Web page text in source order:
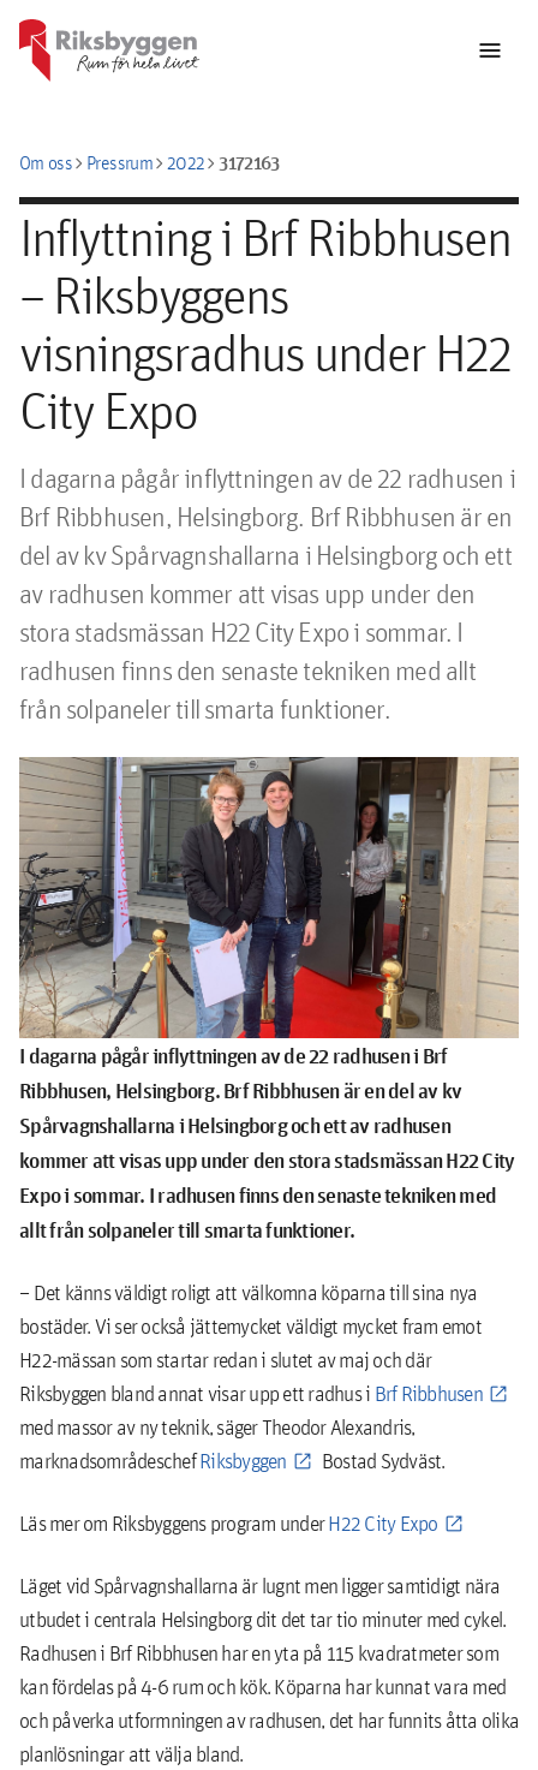
menu
Om osschevron_rightPressrumchevron_right2022chevron_right3172163
Inflyttning i Brf Ribbhusen
– Riksbyggens
visningsradhus under H22
City Expo
I dagarna pågår inflyttningen av de 22 radhusen i
Brf Ribbhusen, Helsingborg. Brf Ribbhusen är en
del av kv Spårvagnshallarna i Helsingborg och ett
av radhusen kommer att visas upp under den
stora stadsmässan H22 City Expo i sommar. I
radhusen finns den senaste tekniken med allt
från solpaneler till smarta funktioner.
I dagarna pågår inflyttningen av de 22 radhusen i Brf
Ribbhusen, Helsingborg. Brf Ribbhusen är en del av kv
Spårvagnshallarna i Helsingborg och ett av radhusen
kommer att visas upp under den stora stadsmässan H22 City
Expo i sommar. I radhusen finns den senaste tekniken med
allt från solpaneler till smarta funktioner.
– Det känns väldigt roligt att välkomna köparna till sina nya
bostäder. Vi ser också jättemycket väldigt mycket fram emot
H22-mässan som startar redan i slutet av maj och där
Riksbyggen bland annat visar upp ett radhus i Brf Ribbhusen
med massor av ny teknik, säger Theodor Alexandris,
marknadsområdeschefRiksbyggen Bostad Sydväst.
Läs mer om Riksbyggens program underH22 City Expo
Läget vid Spårvagnshallarna är lugnt men ligger samtidigt nära
utbudet i centrala Helsingborg dit det tar tio minuter med cykel.
Radhusen i Brf Ribbhusen har en yta på 115 kvadratmeter som
kan fördelas på 4-6 rum och kök. Köparna har kunnat vara med
och påverka utformningen av radhusen, det har funnits åtta olika
planlösningar att välja bland.